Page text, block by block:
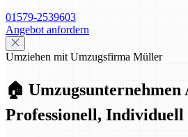
01579-2539603
Angebot anfordern
Umziehen mit Umzugsfirma Müller
🏠 Umzugsunternehmen
Professionell,